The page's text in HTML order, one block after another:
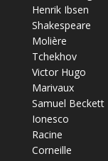
Henrik Ibsen
Shakespeare
Molière
Tchekhov
Victor Hugo
Marivaux
Samuel Beckett
Ionesco
Racine
Corneille